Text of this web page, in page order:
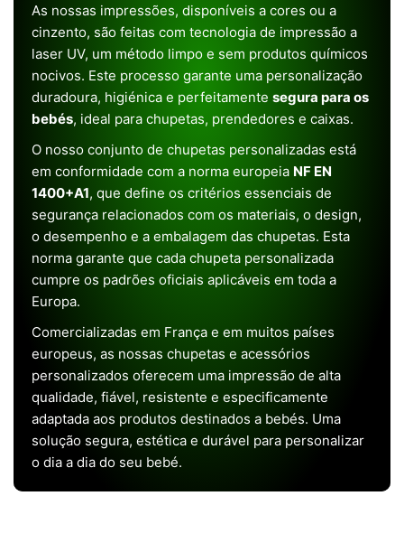
As nossas impressões, disponíveis a cores ou a
cinzento, são feitas com tecnologia de impressão a
laser UV, um método limpo e sem produtos químicos
nocivos. Este processo garante uma personalização
duradoura, higiénica e perfeitamente segura para os
bebés, ideal para chupetas, prendedores e caixas.
O nosso conjunto de chupetas personalizadas está
em conformidade com a norma europeia NF EN
1400+A1, que define os critérios essenciais de
segurança relacionados com os materiais, o design,
o desempenho e a embalagem das chupetas. Esta
norma garante que cada chupeta personalizada
cumpre os padrões oficiais aplicáveis em toda a
Europa.
Comercializadas em França e em muitos países
europeus, as nossas chupetas e acessórios
personalizados oferecem uma impressão de alta
qualidade, fiável, resistente e especificamente
adaptada aos produtos destinados a bebés. Uma
solução segura, estética e durável para personalizar
o dia a dia do seu bebé.